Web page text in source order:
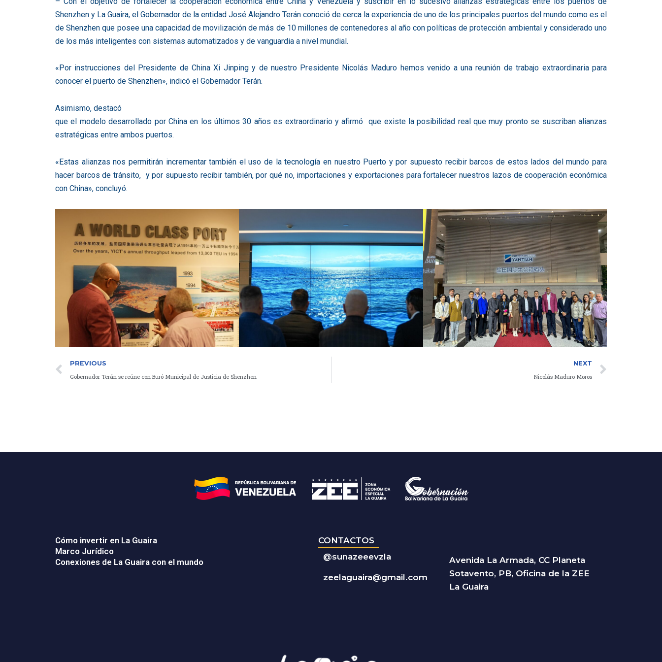
Shenzhen y La Guaira, el Gobernador de la entidad José Alejandro Terán conoció de cerca la experiencia de uno de los principales puertos del mundo como es el
de Shenzhen que posee una capacidad de movilización de más de 10 millones de contenedores al año con políticas de protección ambiental y considerado uno
de los más inteligentes con sistemas automatizados y de vanguardia a nivel mundial.
«Por instrucciones del Presidente de China Xi Jinping y de nuestro Presidente Nicolás Maduro hemos venido a una reunión de trabajo extraordinaria para
conocer el puerto de Shenzhen», indicó el Gobernador Terán.
Asimismo, destacó
que el modelo desarrollado por China en los últimos 30 años es extraordinario y afirmó que existe la posibilidad real que muy pronto se suscriban alianzas
estratégicas entre ambos puertos.
«Estas alianzas nos permitirán incrementar también el uso de la tecnología en nuestro Puerto y por supuesto recibir barcos de estos lados del mundo para
hacer barcos de tránsito, y por supuesto recibir también, por qué no, importaciones y exportaciones para fortalecer nuestros lazos de cooperación económica
con China», concluyó.
Prev
PREVIOUS
Gobernador Terán se reúne con Buró Municipal de Justicia de Shenzhen
NEXT
Nicolás Maduro Moros
Cómo invertir en La Guaira
Marco Jurídico
Conexiones de La Guaira con el mundo
CONTACTOS
@sunazeeevzla
zeelaguaira@gmail.com
Avenida La Armada, CC Planeta
Sotavento, PB, Oficina de la ZEE
La Guaira